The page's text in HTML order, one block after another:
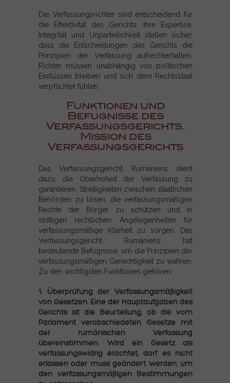
Die Verfassungsrichter sind entscheidend für
die Effektivität des Gerichts. Ihre Expertise,
Integrität und Unparteilichkeit stellen sicher,
dass die Entscheidungen des Gerichts die
Prinzipien der Verfassung aufrechterhalten.
Richter müssen unabhängig von politischen
Einflüssen bleiben und sich dem Rechtsstaat
verpflichtet fühlen.
Funktionen und
Befugnisse des
Verfassungsgerichts.
Mission des
Verfassungsgerichts
Das Verfassungsgericht Rumäniens dient
dazu: die Oberhoheit der Verfassung zu
garantieren, Streitigkeiten zwischen staatlichen
Behörden zu lösen, die verfassungsmäßigen
Rechte der Bürger zu schützen und in
strittigen rechtlichen Angelegenheiten für
verfassungsmäßige Klarheit zu sorgen. Das
Verfassungsgericht Rumäniens hat
bedeutende Befugnisse, um die Prinzipien der
verfassungsmäßigen Gerechtigkeit zu wahren.
Zu den wichtigsten Funktionen gehören:
1. Überprüfung der Verfassungsmäßigkeit
von Gesetzen. Eine der Hauptaufgaben des
Gerichts ist die Beurteilung, ob die vom
Parlament verabschiedeten Gesetze mit
der rumänischen Verfassung
übereinstimmen. Wird ein Gesetz als
verfassungswidrig erachtet, darf es nicht
erlassen oder muss geändert werden, um
den verfassungsmäßigen Bestimmungen